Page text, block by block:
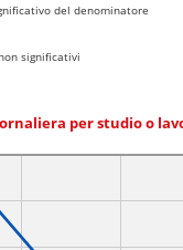
del denominatore
significativi
per studio o